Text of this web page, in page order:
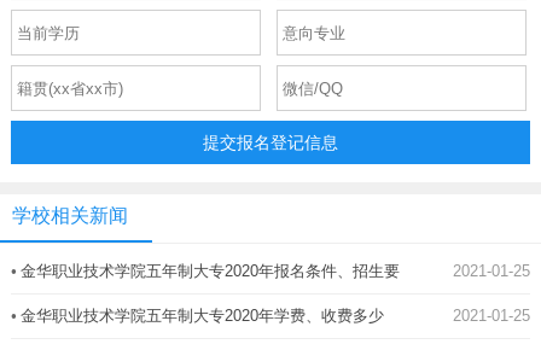
提交报名登记信息
学校相关新闻
• 金华职业技术学院五年制大专2020年报名条件、招生要
求、招生对象
2021-01-25
• 金华职业技术学院五年制大专2020年学费、收费多少 2021-01-25